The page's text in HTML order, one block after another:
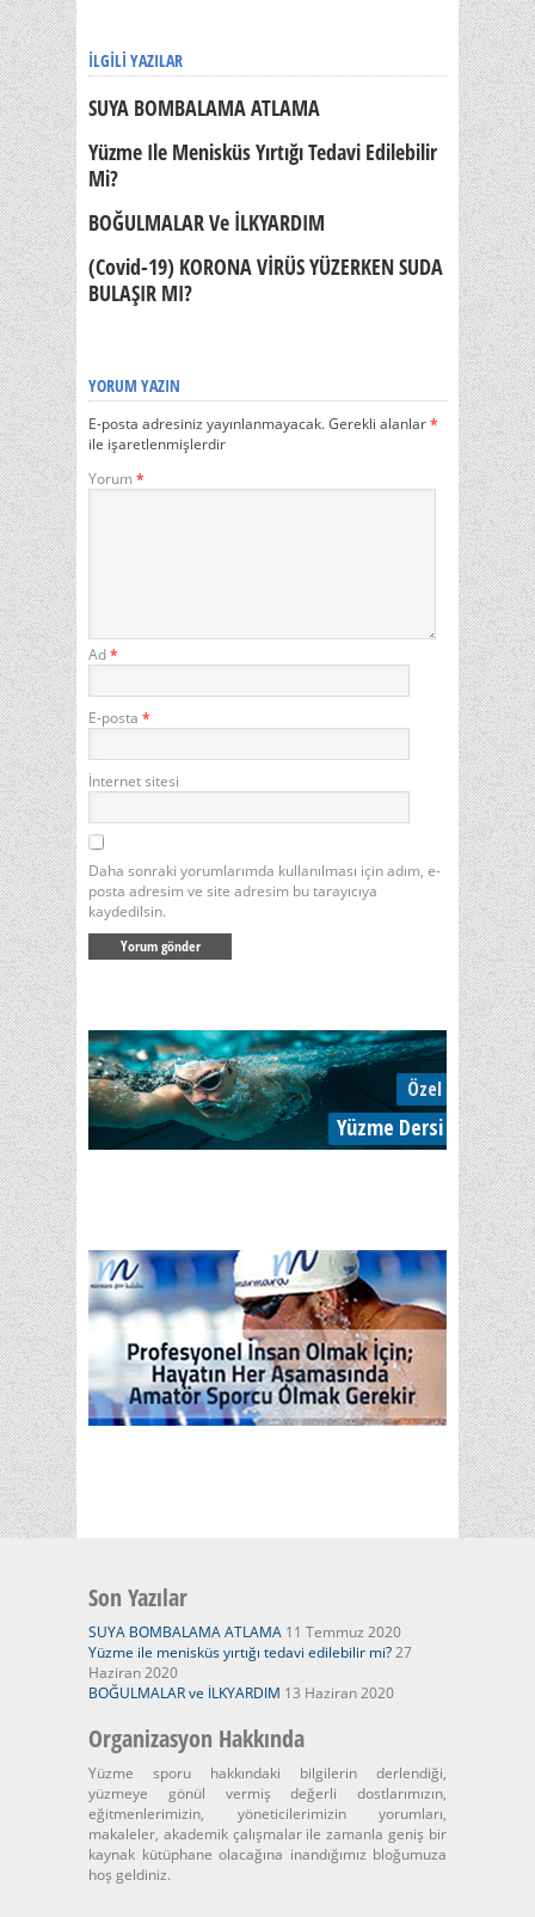
İLGILI YAZILAR
SUYA BOMBALAMA ATLAMA
Yüzme Ile Menisküs Yırtığı Tedavi Edilebilir
Mi?
BOĞULMALAR Ve İLKYARDIM
(Covid-19) KORONA VİRÜS YÜZERKEN SUDA
BULAŞIR MI?
YORUM YAZIN
E-posta adresiniz yayınlanmayacak.Gerekli alanlar*
ile işaretlenmişlerdir
Yorum *
Ad*
E-posta *
İnternet sitesi
Daha sonraki yorumlarımda kullanılması için adım, e-
posta adresim ve site adresim bu tarayıcıya
kaydedilsin.
Son Yazılar
SUYA BOMBALAMA ATLAMA 11 Temmuz 2020
Yüzme ile menisküs yırtığı tedavi edilebilir mi?27
Haziran 2020
BOĞULMALAR ve İLKYARDIM 13 Haziran 2020
Organizasyon Hakkında
Yüzme sporu hakkındaki bilgilerin derlendiği,
yüzmeye gönül vermiş değerli dostlarımızın,
eğitmenlerimizin, yöneticilerimizin yorumları,
makaleler, akademik çalışmalar ile zamanla geniş bir
kaynak kütüphane olacağına inandığımız bloğumuza
hoş geldiniz.